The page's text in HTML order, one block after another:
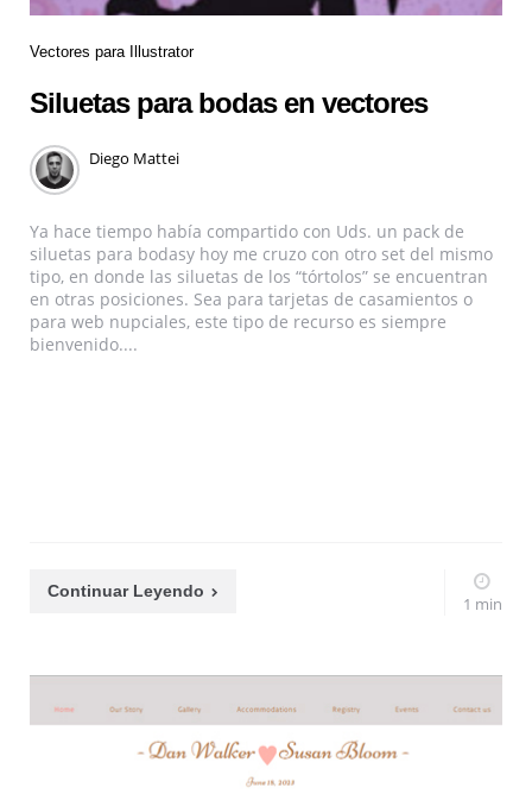
Vectores para Illustrator
Siluetas para bodas en vectores
Diego Mattei
Ya hace tiempo había compartido con Uds. un pack de
siluetas para bodasy hoy me cruzo con otro set del mismo
tipo, en donde las siluetas de los “tórtolos” se encuentran
en otras posiciones. Sea para tarjetas de casamientos o
para web nupciales, este tipo de recurso es siempre
bienvenido....
Continuar Leyendo
1 min